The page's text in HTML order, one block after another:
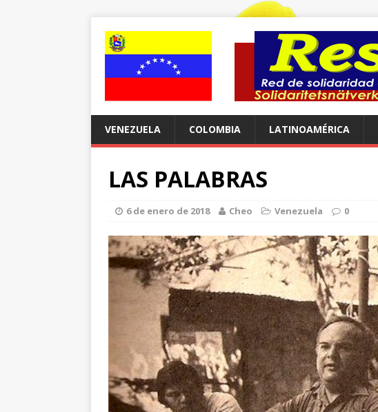
VENEZUELA COLOMBIA LATINOAMÉRICA
LAS PALABRAS
6 de enero de 2018 Cheo Venezuela 0